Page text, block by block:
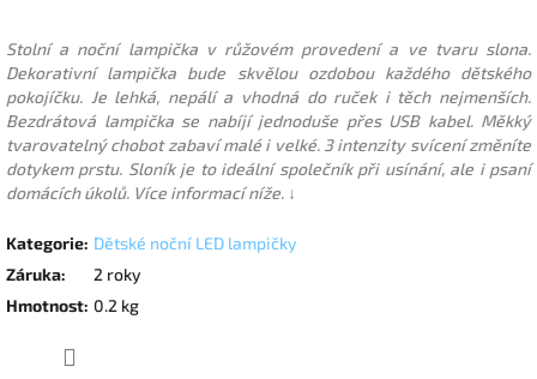
Stolní a noční lampička v růžovém provedení a ve tvaru slona.
Dekorativní lampička bude skvělou ozdobou každého dětského
pokojíčku. Je lehká, nepálí a vhodná do ruček i těch nejmenších.
Bezdrátová lampička se nabíjí jednoduše přes USB kabel. Měkký
tvarovatelný chobot zabaví malé i velké. 3 intenzity svícení změníte
dotykem prstu. Sloník je to ideální společník při usínání, ale i psaní
domácích úkolů. Více informací níže. ↓
Kategorie: Dětské noční LED lampičky
Záruka:
2 roky
Hmotnost: 0.2 kg